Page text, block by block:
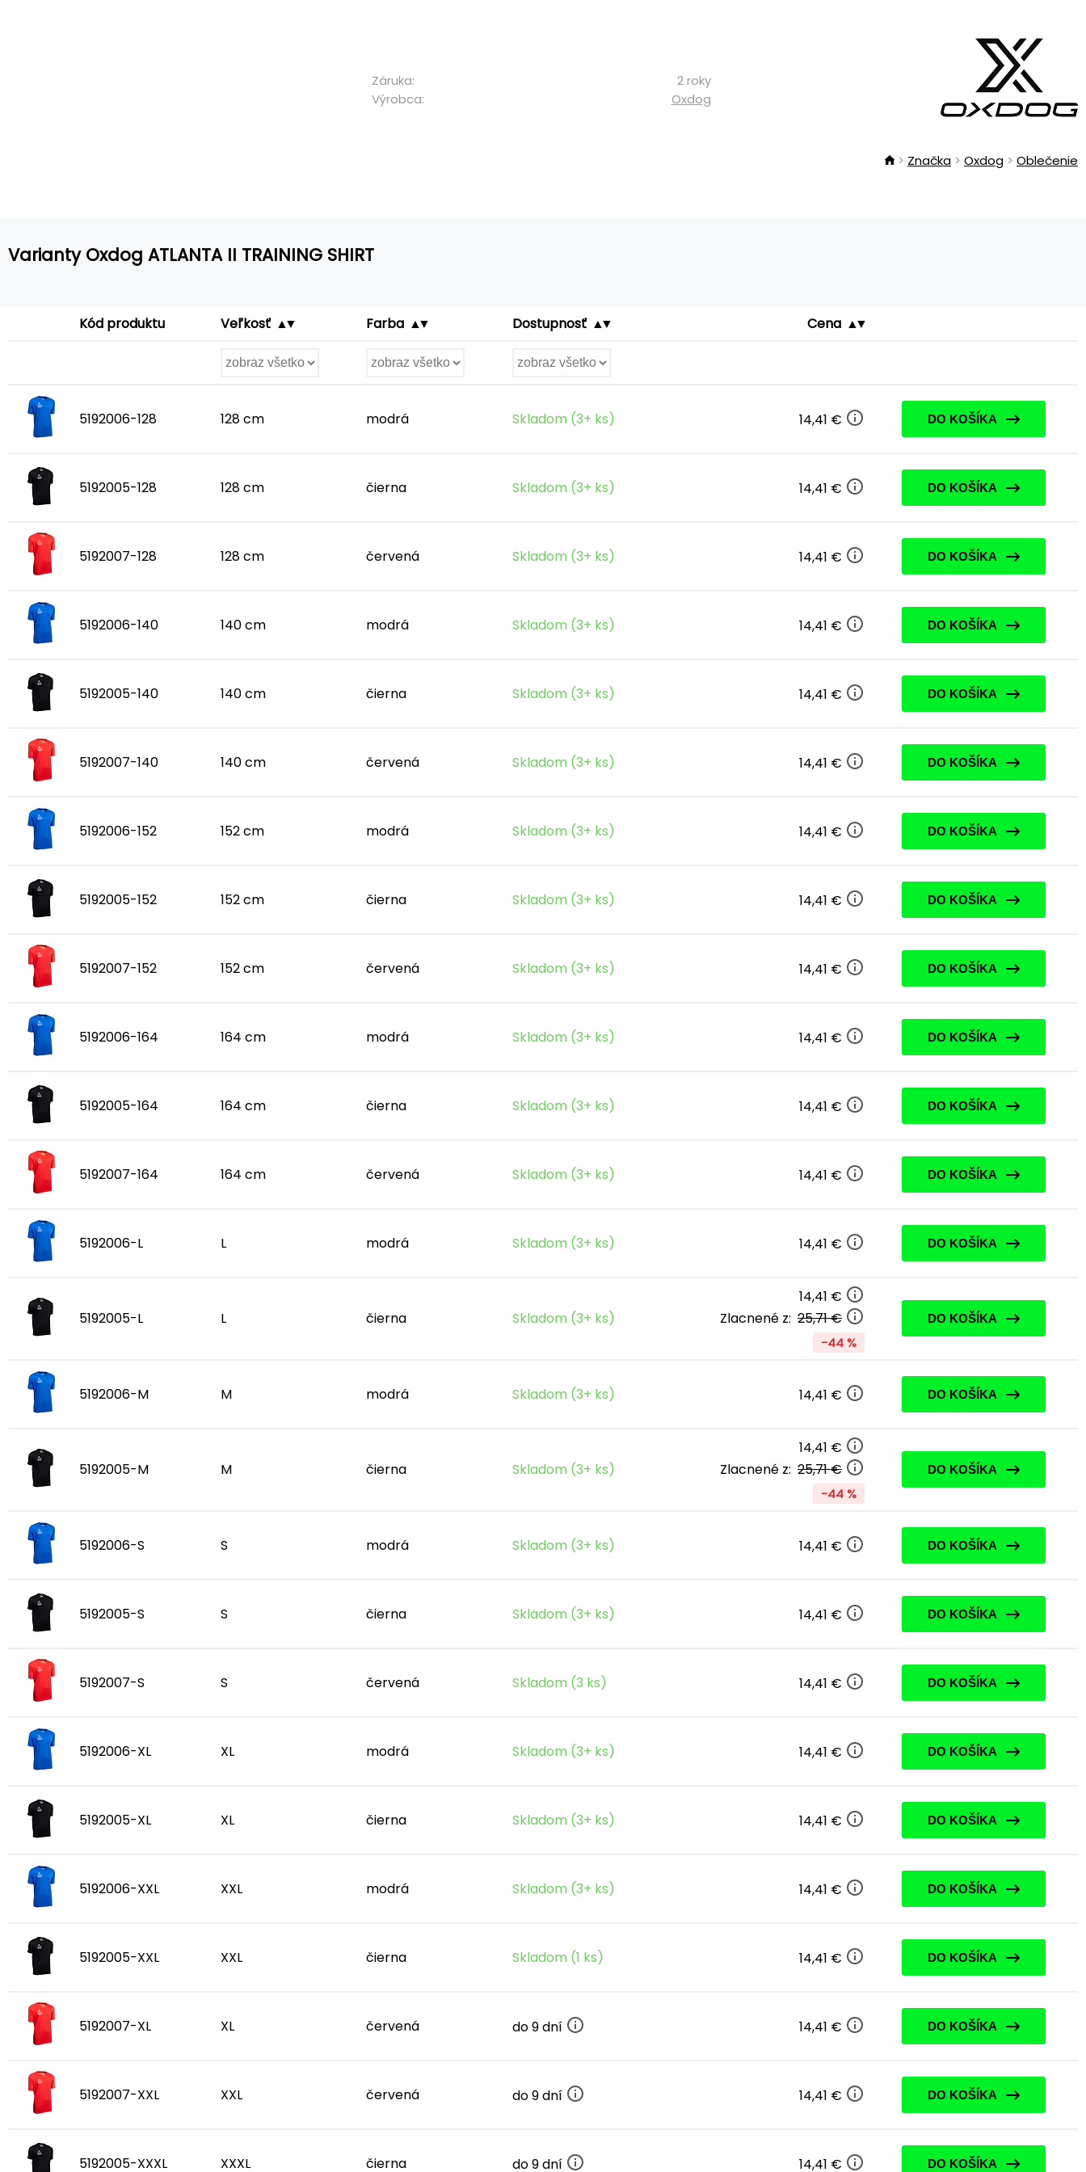
Záruka:
2 roky
Výrobca:
Oxdog
Značka Oxdog Oblečenie
Varianty Oxdog ATLANTA II TRAINING SHIRT
Kód produktu Veľkosť Farba Dostupnosť Cena
5192006-128 128 cm modrá Skladom (3+ ks) 14,41 € DO KOŠÍKA
5192005-128 128 cm čierna Skladom (3+ ks) 14,41 € DO KOŠÍKA
5192007-128 128 cm červená Skladom (3+ ks) 14,41 € DO KOŠÍKA
5192006-140 140 cm modrá Skladom (3+ ks) 14,41 € DO KOŠÍKA
5192005-140 140 cm čierna Skladom (3+ ks) 14,41 € DO KOŠÍKA
5192007-140 140 cm červená Skladom (3+ ks) 14,41 € DO KOŠÍKA
5192006-152 152 cm modrá Skladom (3+ ks) 14,41 € DO KOŠÍKA
5192005-152 152 cm čierna Skladom (3+ ks) 14,41 € DO KOŠÍKA
5192007-152 152 cm červená Skladom (3+ ks) 14,41 € DO KOŠÍKA
5192006-164 164 cm modrá Skladom (3+ ks) 14,41 € DO KOŠÍKA
5192005-164 164 cm čierna Skladom (3+ ks) 14,41 € DO KOŠÍKA
5192007-164 164 cm červená Skladom (3+ ks) 14,41 € DO KOŠÍKA
5192006-L L modrá Skladom (3+ ks) 14,41 € DO KOŠÍKA
5192005-L L čierna Skladom (3+ ks)
14,41 €
Zlacnené z: 25,71 €
-44 %
DO KOŠÍKA
5192006-M M modrá Skladom (3+ ks) 14,41 € DO KOŠÍKA
5192005-M M čierna Skladom (3+ ks)
14,41 €
Zlacnené z: 25,71 €
-44 %
DO KOŠÍKA
5192006-S S modrá Skladom (3+ ks) 14,41 € DO KOŠÍKA
5192005-S S čierna Skladom (3+ ks) 14,41 € DO KOŠÍKA
5192007-S S červená Skladom (3 ks) 14,41 € DO KOŠÍKA
5192006-XL XL modrá Skladom (3+ ks) 14,41 € DO KOŠÍKA
5192005-XL XL čierna Skladom (3+ ks) 14,41 € DO KOŠÍKA
5192006-XXL XXL modrá Skladom (3+ ks) 14,41 € DO KOŠÍKA
5192005-XXL XXL čierna Skladom (1 ks) 14,41 € DO KOŠÍKA
5192007-XL XL červená do 9 dní 14,41 € DO KOŠÍKA
5192007-XXL XXL červená do 9 dní 14,41 € DO KOŠÍKA
5192005-XXXL XXXL čierna do 9 dní 14,41 € DO KOŠÍKA